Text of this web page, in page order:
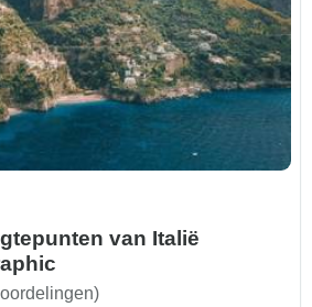
van Italië